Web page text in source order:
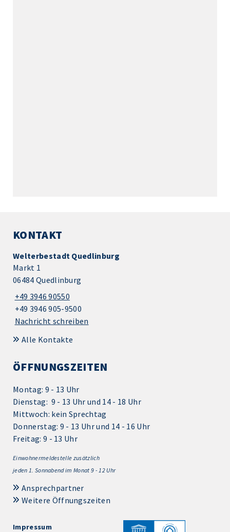
KONTAKT
Welterbestadt Quedlinburg
Markt 1
06484 Quedlinburg
+49 3946 90550
+49 3946 905-9500
Nachricht schreiben
Alle Kontakte
ÖFFNUNGSZEITEN
Montag: 9 - 13 Uhr
Dienstag: 9 - 13 Uhr und 14 - 18 Uhr
Mittwoch: kein Sprechtag
Donnerstag: 9 - 13 Uhr und 14 - 16 Uhr
Freitag: 9 - 13 Uhr
Einwohnermeldestelle zusätzlich
jeden 1. Sonnabend im Monat 9 - 12 Uhr
Ansprechpartner
Weitere Öffnungszeiten
Impressum